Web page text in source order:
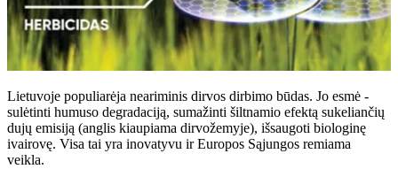
Lietuvoje populiarėja neariminis dirvos dirbimo būdas. Jo esmė -
sulėtinti humuso degradaciją, sumažinti šiltnamio efektą sukeliančių
dujų emisiją (anglis kiaupiama dirvožemyje), išsaugoti biologinę
ivairovę. Visa tai yra inovatyvu ir Europos Sąjungos remiama
veikla.